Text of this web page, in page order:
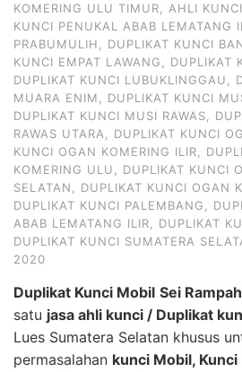
KOMERING ULU TIMUR, AHLI
KUNCI PENUKAL ABAB LEMATANG
PRABUMULIH, DUPLIKAT KUNCI
KUNCI EMPAT LAWANG, DUPLIKAT
DUPLIKAT KUNCI LUBUKLINGGAU,
MUARA ENIM, DUPLIKAT KUNCI
DUPLIKAT KUNCI MUSI RAWAS,
RAWAS UTARA, DUPLIKAT KUNCI
KUNCI OGAN KOMERING ILIR,
KOMERING ULU, DUPLIKAT KUNCI
SELATAN, DUPLIKAT KUNCI OGAN
DUPLIKAT KUNCI PALEMBANG,
ABAB LEMATANG ILIR, DUPLIKAT
DUPLIKAT KUNCI SUMATERA
2020
Duplikat Kunci Mobil Sei Rampah
satu jasa ahli kunci / Duplikat
Lues Sumatera Selatan khusus
permasalahan kunci Mobil,